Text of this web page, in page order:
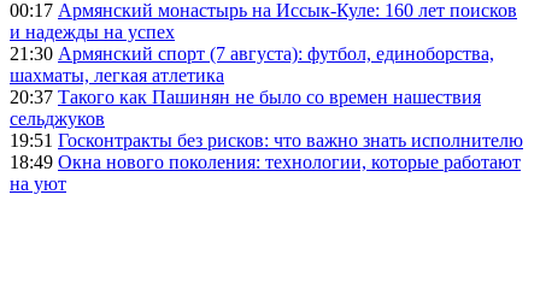
00:17 Армянский монастырь на Иссык-Куле: 160 лет поисков
и надежды на успех
21:30 Армянский спорт (7 августа): футбол, единоборства,
шахматы, легкая атлетика
20:37 Такого как Пашинян не было со времен нашествия
сельджуков
19:51 Госконтракты без рисков: что важно знать исполнителю
18:49 Окна нового поколения: технологии, которые работают
на уют